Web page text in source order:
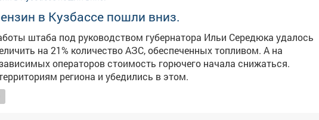
в Кузбассе пошли вниз.
штаба под руководством губернатора Ильи Середюка удалось
на 21% количество АЗС, обеспеченных топливом. А на
операторов стоимость горючего начала снижаться.
региона и убедились в этом.